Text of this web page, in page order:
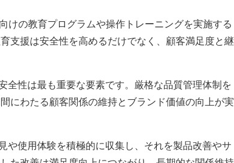
けの教育プログラムや操作トレーニングを実施する
支援は安全性を高めるだけでなく、顧客満足度と継
全性は最も重要な要素です。厳格な品質管理体制を
にわたる顧客関係の維持とブランド価値の向上が実
や使用体験を積極的に収集し、それを製品改善やサ